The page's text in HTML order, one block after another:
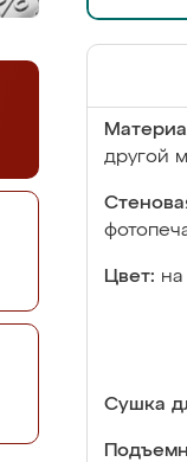
другой
Цвет:
Сушка